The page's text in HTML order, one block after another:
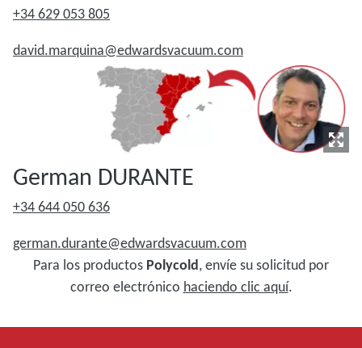
+34 629 053 805
david.marquina@edwardsvacuum.com
German DURANTE
+34 644 050 636
german.durante@edwardsvacuum.com
Para los productos Polycold, envíe su solicitud por
correo electrónico haciendo clic aquí.